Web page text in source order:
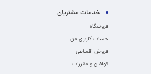
خدمات مشتریان
فروشگاه
حساب کاربری من
فروش اقساطی
قوانین و مقررات